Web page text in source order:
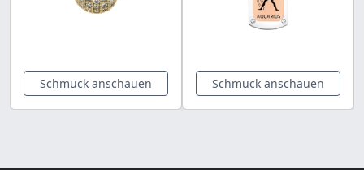
Schmuck anschauen Schmuck anschauen